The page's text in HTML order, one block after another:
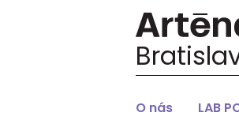
O nás LAB